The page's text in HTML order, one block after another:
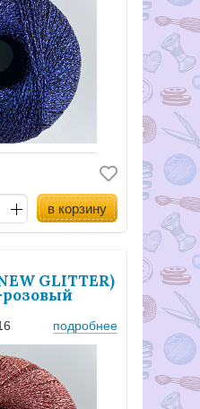
в корзину
GLITTER)
розовый
подробнее